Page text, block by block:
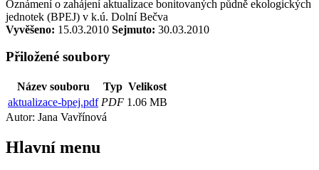
Oznámení o zahájení aktualizace bonitovaných půdně ekologických
jednotek (BPEJ) v k.ú. Dolní Bečva
Vyvěšeno: 15.03.2010 Sejmuto: 30.03.2010
Přiložené soubory
Název souboru Typ Velikost
aktualizace-bpej.pdf PDF 1.06 MB
Autor: Jana Vavřínová
Hlavní menu